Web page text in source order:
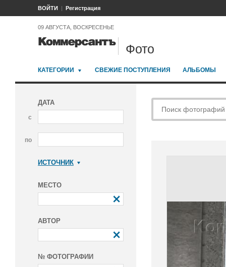
ВОЙТИ Регистрация
09 АВГУСТА, ВОСКРЕСЕНЬЕ
Фото
КАТЕГОРИИ СВЕЖИЕ ПОСТУПЛЕНИЯ АЛЬБОМЫ
ДАТА
с
по
ИСТОЧНИК
МЕСТО
АВТОР
№ ФОТОГРАФИИ